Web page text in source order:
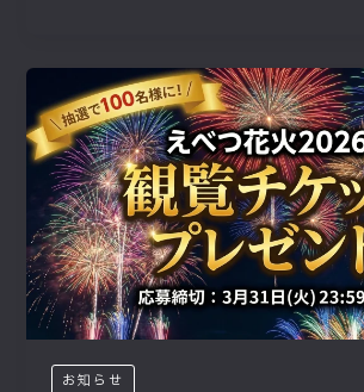
お知らせ